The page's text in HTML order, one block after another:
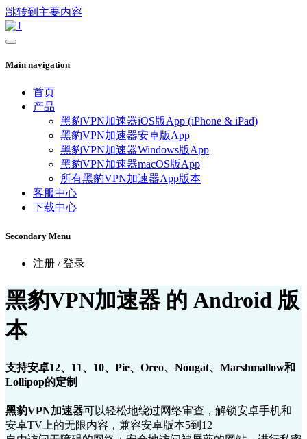
跳转到主要内容
Main navigation
首页
产品
黑豹VPN加速器iOS版App (iPhone & iPad)
黑豹VPN加速器安卓版App
黑豹VPN加速器Windows版App
黑豹VPN加速器macOS版App
所有黑豹VPN加速器App版本
客服中心
下载中心
Secondary Menu
注册 / 登录
黑豹VPN加速器 的 Android 版
本
支持安卓12、11、10、Pie、Oreo、Nougat、Marshmallow和
Lollipop的定制
黑豹VPN加速器可以轻松地绕过网络审查，解锁安卓手机和
安卓TV上的无限内容，兼容安卓版本5到12